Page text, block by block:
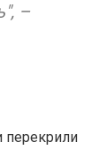
–
перекрили